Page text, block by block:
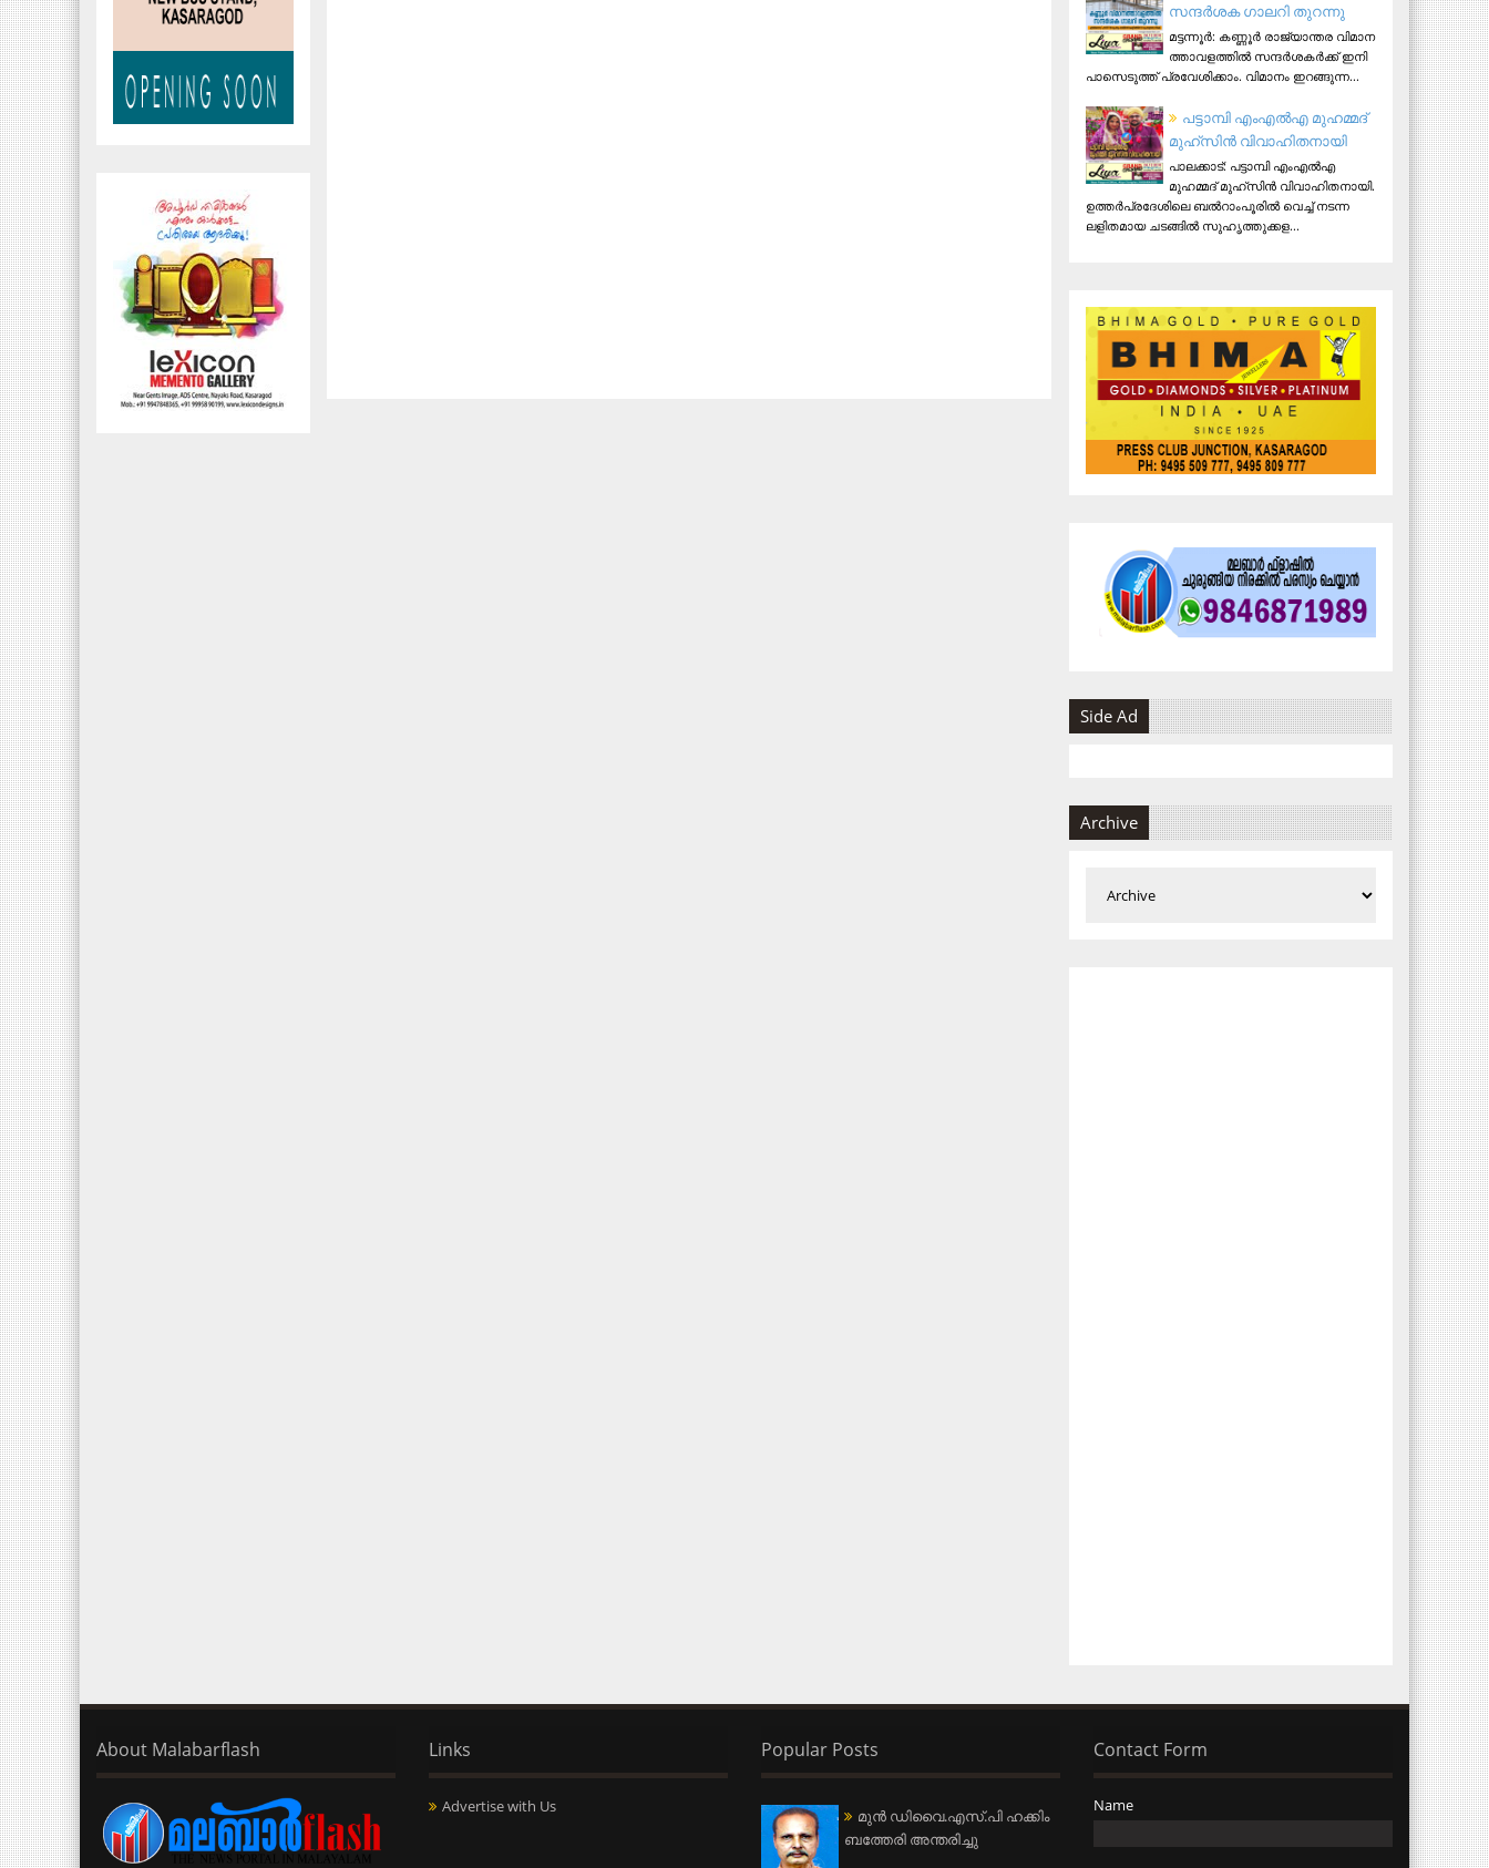
സ​ന്ദ​ർ​ശ​ക ഗാ​ല​റി തു​റ​ന്നു
മ​ട്ട​ന്നൂ​ർ: ക​ണ്ണൂ​ർ രാ​ജ്യാ​ന്ത​ര വി​മാ​ന​
ത്താ​വ​ള​ത്തി​ൽ സ​ന്ദ​ർ​ശ​ക​ർ​ക്ക് ഇ​നി
പാ​സെ​ടു​ത്ത് പ്ര​വേ​ശി​ക്കാം. വി​മാ​നം ഇ​റ​ങ്ങു​ന്ന...
പട്ടാമ്പി എംഎല്‍എ മുഹമ്മദ്
മുഹ്‌സിന്‍ വിവാഹിതനായി
പാലക്കാട്: പട്ടാമ്പി എംഎല്‍എ
മുഹമ്മദ് മുഹ്‌സിന്‍ വിവാഹിതനായി.
ഉത്തര്‍പ്രദേശിലെ ബല്‍റാംപൂരില്‍ വെച്ച് നടന്ന
ലളിതമായ ചടങ്ങില്‍ സുഹൃത്തുക്കള...
Side Ad
Archive
About Malabarflash Links
Advertise with Us
Popular Posts
മുന്‍ ഡിവൈ.എസ്.പി ഹക്കിം
ബത്തേരി അന്തരിച്ചു
Contact Form
Name